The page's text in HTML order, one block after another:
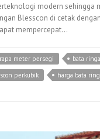
modern sehingga
Blesscon di cetak
mempercepat…
meter persegi bata
perkubik
harga bata